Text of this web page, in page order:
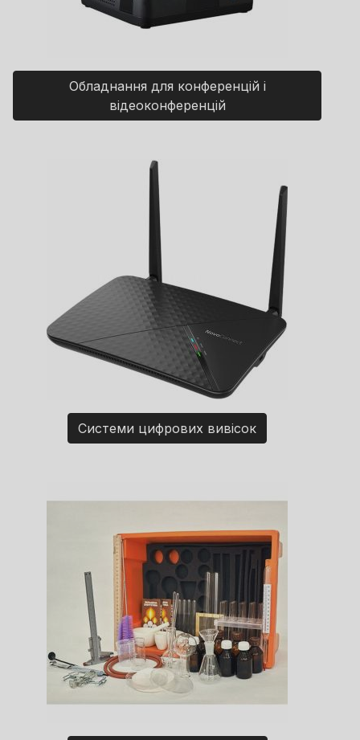
Обладнання для конференцій і
відеоконференцій
Системи цифрових вивісок